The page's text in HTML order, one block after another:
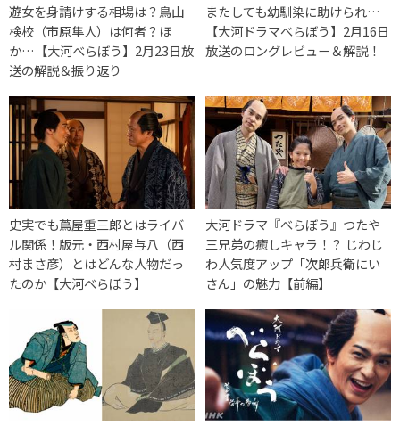
遊女を身請けする相場は？鳥山
検校（市原隼人）は何者？ほ
か…【大河べらぼう】2月23日放
送の解説＆振り返り
またしても幼馴染に助けられ…
【大河ドラマべらぼう】2月16日
放送のロングレビュー＆解説！
史実でも蔦屋重三郎とはライバ
ル関係！版元・西村屋与八（西
村まさ彦）とはどんな人物だっ
たのか【大河べらぼう】
大河ドラマ『べらぼう』つたや
三兄弟の癒しキャラ！？ じわじ
わ人気度アップ「次郎兵衛にい
さん」の魅力【前編】